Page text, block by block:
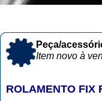
Peça/
Item novo à
ROLAMENTO FIX